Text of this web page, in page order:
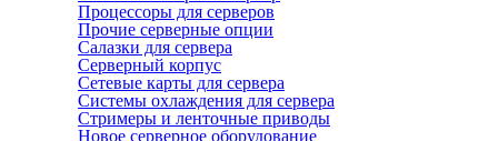
Процессоры для серверов
Прочие серверные опции
Салазки для сервера
Серверный корпус
Сетевые карты для сервера
Системы охлаждения для сервера
Стримеры и ленточные приводы
Новое серверное оборудование